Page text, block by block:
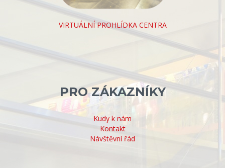
VIRTUÁLNÍ PROHLÍDKA CENTRA
PRO ZÁKAZNÍKY
Kudy k nám
Kontakt
Návštěvní řád